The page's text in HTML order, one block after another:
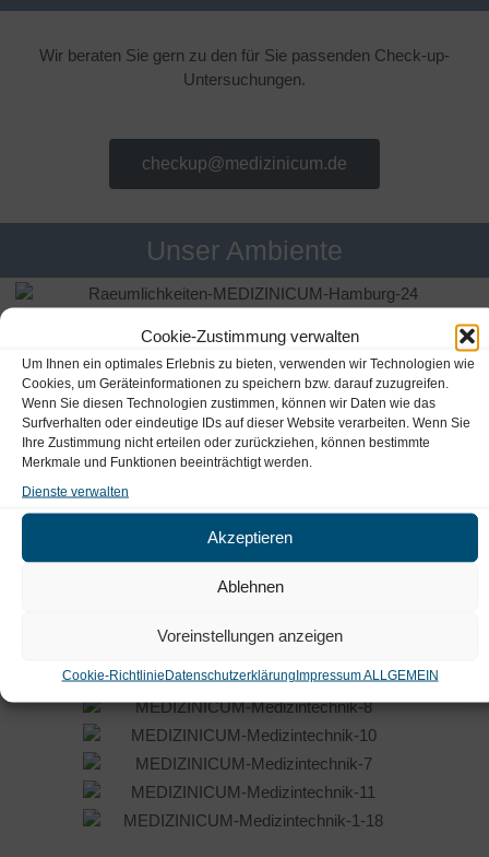
Cookie-Zustimmung verwalten
Um Ihnen ein optimales Erlebnis zu bieten, verwenden wir Technologien wie
Cookies, um Geräteinformationen zu speichern bzw. darauf zuzugreifen.
Wenn Sie diesen Technologien zustimmen, können wir Daten wie das
Surfverhalten oder eindeutige IDs auf dieser Website verarbeiten. Wenn Sie
Ihre Zustimmung nicht erteilen oder zurückziehen, können bestimmte
Merkmale und Funktionen beeinträchtigt werden.
Dienste verwalten
Akzeptieren
Ablehnen
Voreinstellungen anzeigen
Cookie-RichtlinieDatenschutzerklärungImpressum ALLGEMEIN
Wir beraten Sie gern zu den für Sie passenden Check-up-
Untersuchungen.
checkup@medizinicum.de
Unser Ambiente
Unsere Medizintechnik